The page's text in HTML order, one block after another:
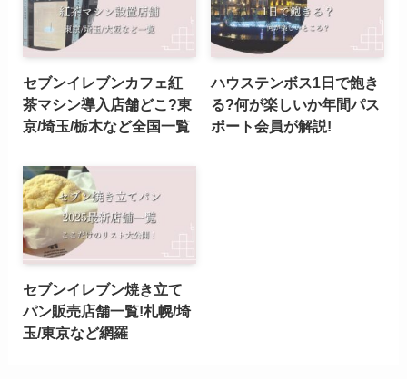
セブンイレブンカフェ紅
茶マシン導入店舗どこ?東
京/埼玉/栃木など全国一覧
ハウステンボス1日で飽き
る?何が楽しいか年間パス
ポート会員が解説!
セブンイレブン焼き立て
パン販売店舗一覧!札幌/埼
玉/東京など網羅